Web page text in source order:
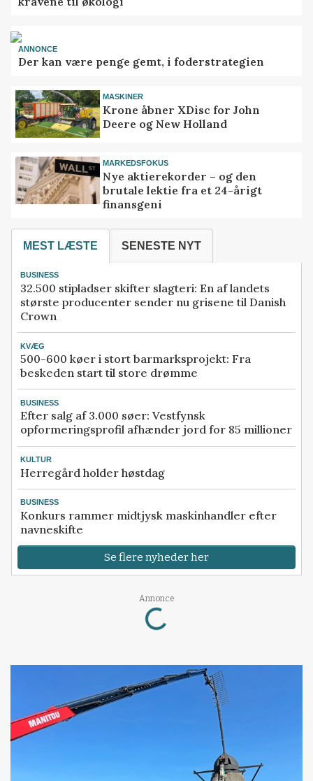
ANNONCE
Der kan være penge gemt, i foderstrategien
MASKINER
Krone åbner XDisc for John
Deere og New Holland
MARKEDSFOKUS
Nye aktierekorder – og den
brutale lektie fra et 24-årigt
finansgeni
MEST LÆSTE SENESTE NYT
BUSINESS
32.500 stipladser skifter slagteri: En af landets
største producenter sender nu grisene til Danish
Crown
KVÆG
500-600 køer i stort barmarksprojekt: Fra
beskeden start til store drømme
BUSINESS
Efter salg af 3.000 søer: Vestfynsk
opformeringsprofil afhænder jord for 85 millioner
KULTUR
Herregård holder høstdag
BUSINESS
Konkurs rammer midtjysk maskinhandler efter
navneskifte
Se flere nyheder her
Annonce
Loading...